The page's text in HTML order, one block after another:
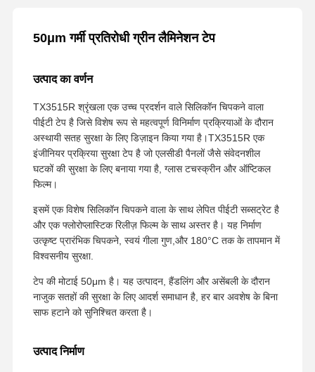
50μm गर्मी प्रतिरोधी ग्रीन लैमिनेशन टेप
उत्पाद का वर्णन
TX3515R श्रृंखला एक उच्च प्रदर्शन वाले सिलिकॉन चिपकने वाला
पीईटी टेप है जिसे विशेष रूप से महत्वपूर्ण विनिर्माण प्रक्रियाओं के दौरान
अस्थायी सतह सुरक्षा के लिए डिज़ाइन किया गया है।TX3515R एक
इंजीनियर प्रक्रिया सुरक्षा टेप है जो एलसीडी पैनलों जैसे संवेदनशील
घटकों की सुरक्षा के लिए बनाया गया है, ग्लास टचस्क्रीन और ऑप्टिकल
फिल्म।
इसमें एक विशेष सिलिकॉन चिपकने वाला के साथ लेपित पीईटी सब्सट्रेट है
और एक फ्लोरोप्लास्टिक रिलीज़ फिल्म के साथ अस्तर है। यह निर्माण
उत्कृष्ट प्रारंभिक चिपकने, स्वयं गीला गुण,और 180°C तक के तापमान में
विश्वसनीय सुरक्षा.
टेप की मोटाई 50μm है। यह उत्पादन, हैंडलिंग और असेंबली के दौरान
नाजुक सतहों की सुरक्षा के लिए आदर्श समाधान है, हर बार अवशेष के बिना
साफ हटाने को सुनिश्चित करता है।
उत्पाद निर्माण